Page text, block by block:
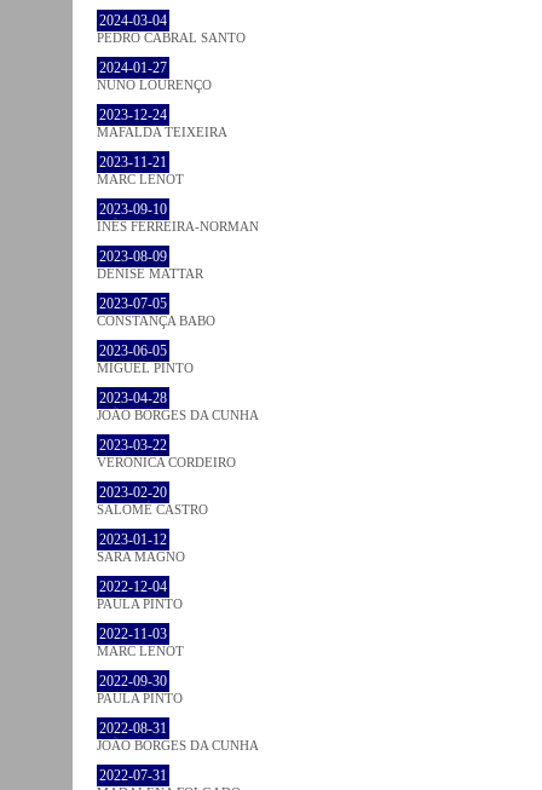
2024-03-04
PEDRO CABRAL SANTO
2024-01-27
NUNO LOURENÇO
2023-12-24
MAFALDA TEIXEIRA
2023-11-21
MARC LENOT
2023-09-10
INÊS FERREIRA-NORMAN
2023-08-09
DENISE MATTAR
2023-07-05
CONSTANÇA BABO
2023-06-05
MIGUEL PINTO
2023-04-28
JOÃO BORGES DA CUNHA
2023-03-22
VERONICA CORDEIRO
2023-02-20
SALOMÉ CASTRO
2023-01-12
SARA MAGNO
2022-12-04
PAULA PINTO
2022-11-03
MARC LENOT
2022-09-30
PAULA PINTO
2022-08-31
JOÃO BORGES DA CUNHA
2022-07-31